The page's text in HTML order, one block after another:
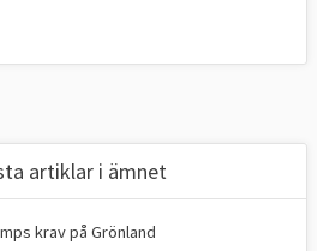
artiklar i ämnet
krav på Grönland